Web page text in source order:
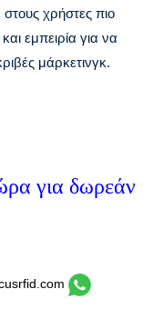
χρήστες πιο
εμπειρία για να
μάρκετινγκ.
για δωρεάν